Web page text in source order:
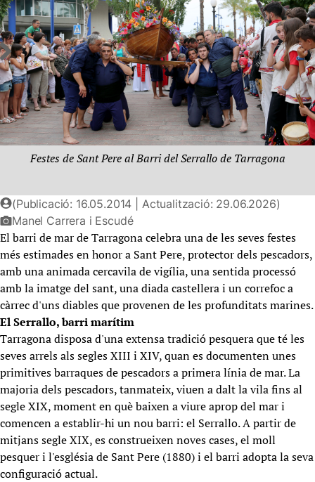
Festes de Sant Pere al Barri del Serrallo de Tarragona
(Publicació: 16.05.2014 | Actualització: 29.06.2026)
Manel Carrera i Escudé
El barri de mar de Tarragona celebra una de les seves festes
més estimades en honor a Sant Pere, protector dels pescadors,
amb una animada cercavila de vigília, una sentida processó
amb la imatge del sant, una diada castellera i un correfoc a
càrrec d'uns diables que provenen de les profunditats marines.
El Serrallo, barri marítim
Tarragona disposa d'una extensa tradició pesquera que té les
seves arrels als segles XIII i XIV, quan es documenten unes
primitives barraques de pescadors a primera línia de mar. La
majoria dels pescadors, tanmateix, viuen a dalt la vila fins al
segle XIX, moment en què baixen a viure aprop del mar i
comencen a establir-hi un nou barri: el Serrallo. A partir de
mitjans segle XIX, es construeixen noves cases, el moll
pesquer i l'església de Sant Pere (1880) i el barri adopta la seva
configuració actual.